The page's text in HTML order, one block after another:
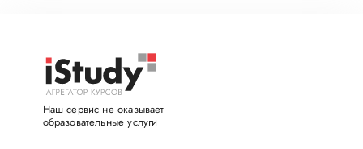
Наш сервис не оказывает
образовательные услуги